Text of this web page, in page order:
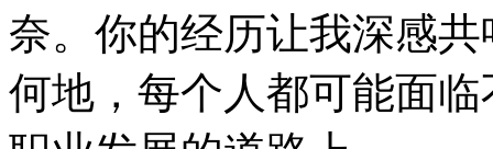
奈。你的经历让我深感
何地，每个人都可能面